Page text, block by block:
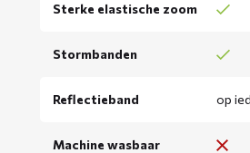
Sterke elastische zoom
Stormbanden
Reflectieband op
Machine wasbaar